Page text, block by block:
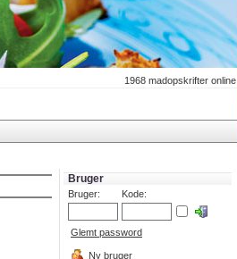
1968 madopskrifter online
Bruger
Bruger: Kode:
Glemt password
Ny bruger